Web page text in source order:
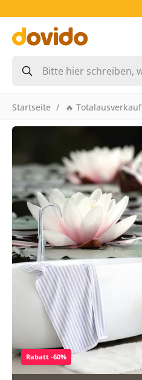
Startseite 🔥 Totalausverkauf
Rabatt -60%